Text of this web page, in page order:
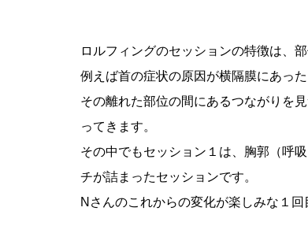
ロルフィングのセッションの特徴は、
例えば首の症状の原因が横隔膜にあっ
その離れた部位の間にあるつながりを
ってきます。
その中でもセッション１は、胸郭（呼
チが詰まったセッションです。
Nさんのこれからの変化が楽しみな１回